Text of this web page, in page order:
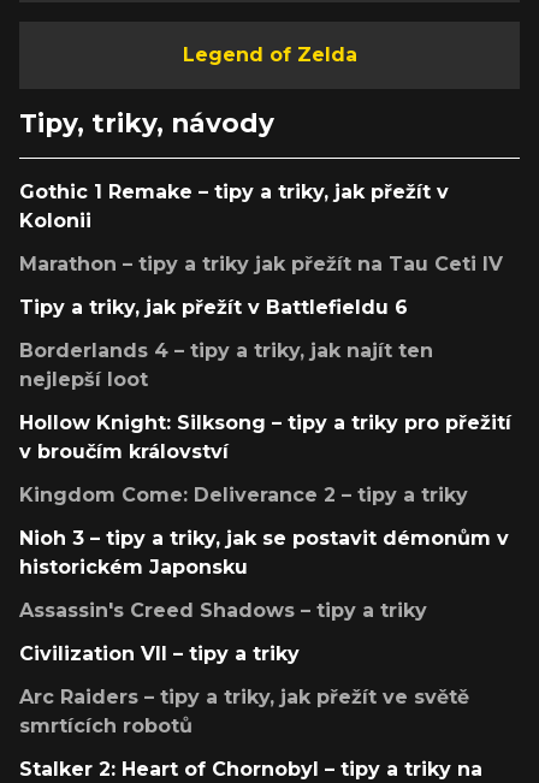
Legend of Zelda
Tipy, triky, návody
Gothic 1 Remake – tipy a triky, jak přežít v
Kolonii
Marathon – tipy a triky jak přežít na Tau Ceti IV
Tipy a triky, jak přežít v Battlefieldu 6
Borderlands 4 – tipy a triky, jak najít ten
nejlepší loot
Hollow Knight: Silksong – tipy a triky pro přežití
v broučím království
Kingdom Come: Deliverance 2 – tipy a triky
Nioh 3 – tipy a triky, jak se postavit démonům v
historickém Japonsku
Assassin's Creed Shadows – tipy a triky
Civilization VII – tipy a triky
Arc Raiders – tipy a triky, jak přežít ve světě
smrtících robotů
Stalker 2: Heart of Chornobyl – tipy a triky na